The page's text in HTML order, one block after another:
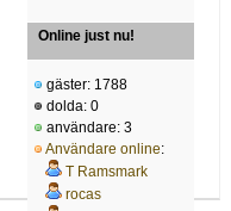
Online just nu!
gäster: 1788
dolda: 0
användare: 3
Användare online:
T Ramsmark
rocas